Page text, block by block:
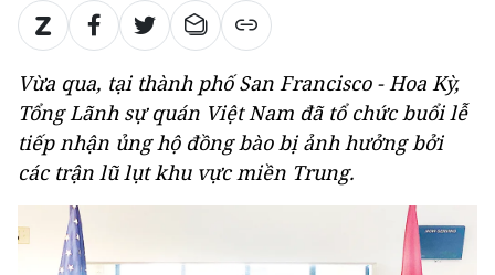
Vừa qua, tại thành phố San Francisco - Hoa Kỳ,
Tổng Lãnh sự quán Việt Nam đã tổ chức buổi lễ
tiếp nhận ủng hộ đồng bào bị ảnh hưởng bởi
các trận lũ lụt khu vực miền Trung.